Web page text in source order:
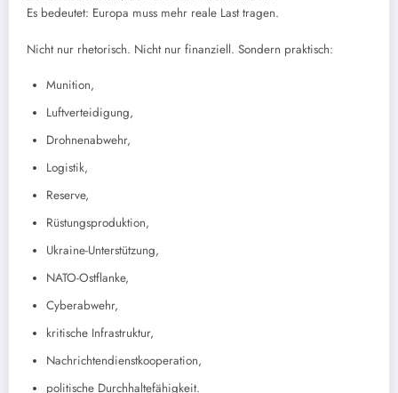
Es bedeutet: Europa muss mehr reale Last tragen.
Nicht nur rhetorisch. Nicht nur finanziell. Sondern praktisch:
Munition,
Luftverteidigung,
Drohnenabwehr,
Logistik,
Reserve,
Rüstungsproduktion,
Ukraine-Unterstützung,
NATO-Ostflanke,
Cyberabwehr,
kritische Infrastruktur,
Nachrichtendienstkooperation,
politische Durchhaltefähigkeit.